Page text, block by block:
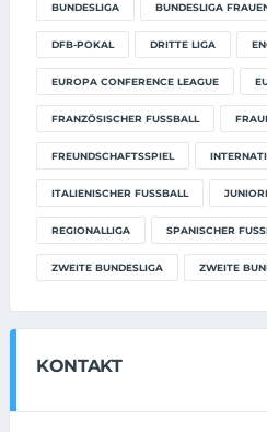
BUNDESLIGA BUNDESLIGA
DFB-POKAL DRITTE LIGA
EUROPA CONFERENCE LEAGUE
FRANZÖSISCHER FUSSBALL
FREUNDSCHAFTSSPIEL
ITALIENISCHER FUSSBALL
REGIONALLIGA SPANISCHER
ZWEITE BUNDESLIGA ZWEITE
KONTAKT